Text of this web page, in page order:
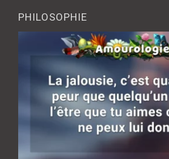
PHILOSOPHIE